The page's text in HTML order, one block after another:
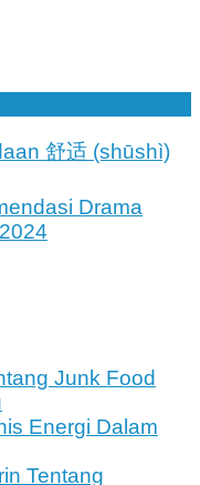
舒适 (shūshì)
Drama
Junk Food
Energi Dalam
Tentang